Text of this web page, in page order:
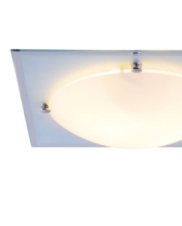
Предметы
интерьера
Светильники
Светодиодная
подсветка